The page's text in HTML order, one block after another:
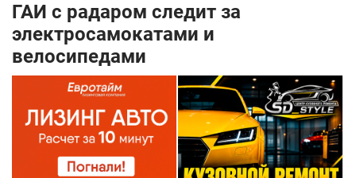
ГАИ с радаром следит за
электросамокатами и
велосипедами